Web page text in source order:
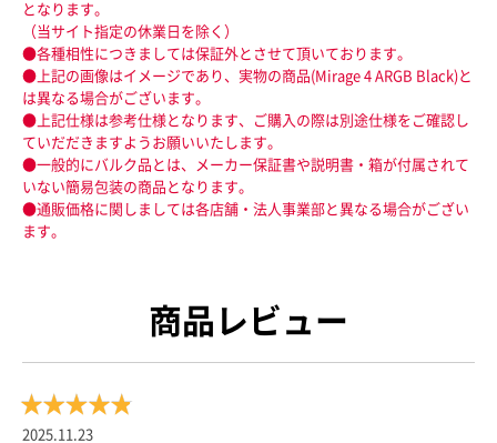
となります。
（当サイト指定の休業日を除く）
●各種相性につきましては保証外とさせて頂いております。
●上記の画像はイメージであり、実物の商品(Mirage 4 ARGB Black)と
は異なる場合がございます。
●上記仕様は参考仕様となります、ご購入の際は別途仕様をご確認し
ていだだきますようお願いいたします。
●一般的にバルク品とは、メーカー保証書や説明書・箱が付属されて
いない簡易包装の商品となります。
●通販価格に関しましては各店舗・法人事業部と異なる場合がござい
ます。
商品レビュー
2025.11.23